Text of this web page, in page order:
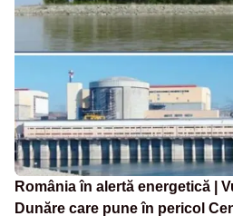
România în alertă energetică |
Dunăre care pune în pericol